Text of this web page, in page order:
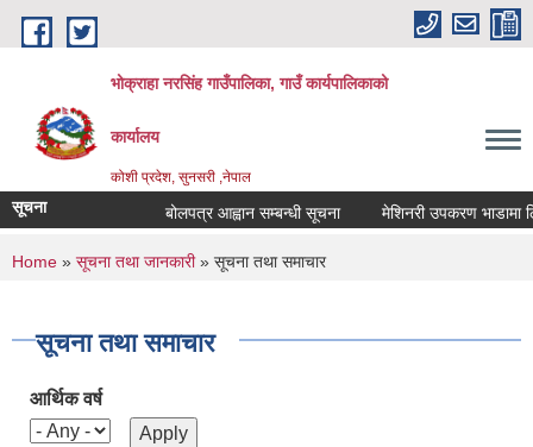
Skip to main content
भोक्राहा नरसिंह गाउँपालिका, गाउँ कार्यपालिकाको
कार्यालय
कोशी प्रदेश, सुनसरी ,नेपाल
सूचना बोलपत्र आह्वान सम्बन्धी सूचना मेशिनरी उपकरण भाडामा
You are here
Home » सूचना तथा जानकारी» सूचना तथा समाचार
सूचना तथा समाचार
आर्थिक वर्ष